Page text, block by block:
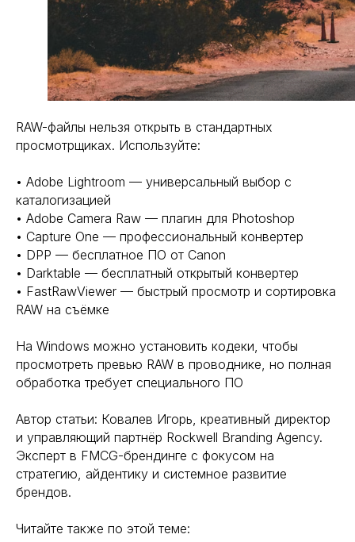
RAW-файлы нельзя открыть в стандартных
просмотрщиках. Используйте:
• Adobe Lightroom — универсальный выбор с
каталогизацией
• Adobe Camera Raw — плагин для Photoshop
• Capture One — профессиональный конвертер
• DPP — бесплатное ПО от Canon
• Darktable — бесплатный открытый конвертер
• FastRawViewer — быстрый просмотр и сортировка
RAW на съёмке
На Windows можно установить кодеки, чтобы
просмотреть превью RAW в проводнике, но полная
обработка требует специального ПО
Автор статьи: Ковалев Игорь, креативный директор
и управляющий партнёр Rockwell Branding Agency.
Эксперт в FMCG-брендинге с фокусом на
стратегию, айдентику и системное развитие
брендов.
Читайте также по этой теме: